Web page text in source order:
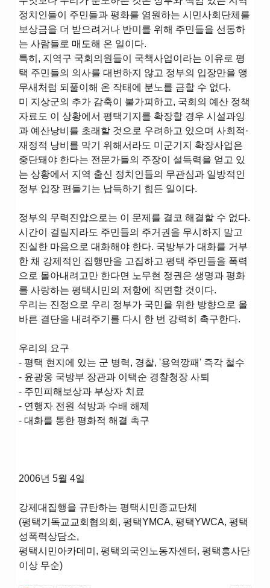
정치인들이 주민들과 평화를 염원하는 시민사회단체를
보상금을 더 받으려거나 반미를 위해 주민들을 선동하
는 사람들로 매도해 온 일이다.
특히, 지역구 국회의원들이 국책사업이라는 이유로 평
택 주민들의 의사를 대변하지 않고 정부의 입장만을 앵
무새처럼 되풀이해 온 작태에 분노를 금할 수 없다.
미 지상군의 추가 감축이 불가피하고, 국회의 예산 정책
자료도 이 상황에서 평택기지를 확장할 경우 시설과잉
과 예산낭비를 초래할 것으로 우려하고 있으며 사회적·
재정적 낭비를 막기 위해서라도 미군기지 확장사업은
중단돼야 한다는 전문가들의 주장이 설득력을 얻고 있
는 상황에서 지역 출신 정치인들의 무관심과 일방적인
정부 입장 편들기는 납득하기 힘든 일이다.
정부의 무력진압으로는 이 문제를 결코 해결할 수 없다.
시간이 걸릴지라도 주민들의 주거권을 무시하지 말고
진실한 마음으로 대화해야 한다. 국방부가 대화를 거부
한 채 강제적인 집행만을 고집하고 평택 주민들을 폭력
으로 몰아내려고만 한다면 노무현 정권은 생명과 평화
를 사랑하는 평택시민의 저항에 직면할 것이다.
우리는 진정으로 우리 정부가 국민을 위한 방향으로 올
바른 결단을 내려주기를 다시 한 번 강력히 촉구한다.
우리의 요구
- 평택 현지에 있는 군 병력, 경찰, '용역깡패' 즉각 철수
- 윤광웅 국방부 장관과 이택순 경찰청장 사퇴
- 주민피해보상과 부상자 치료
- 연행자 전원 석방과 수배 해제
- 대화를 통한 평화적 해결 촉구
2006년 5월 4일
강제대집행을 규탄하는 평택시민종교단체
(평택기독교교회협의회, 평택YMCA, 평택YWCA, 평택
성폭력상담소,
평택시민아카데미, 평택외국인노동자센터, 평택흥사단
이상 무순)